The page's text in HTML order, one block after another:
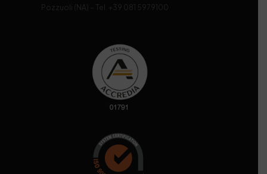
Pozzuoli (NA) – Tel. +39 081 5979100